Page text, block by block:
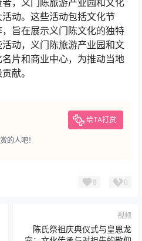
，义门陈旅游产业园和文化
动。这些活动包括文化节
旨在展示义门陈文化的独特
动，义门陈旅游产业园和文
片和商业中心，为推动当地
献。
给TA打赏
的人吧！
8 0
视频
陈氏祭祖庆典仪式与皇恩龙